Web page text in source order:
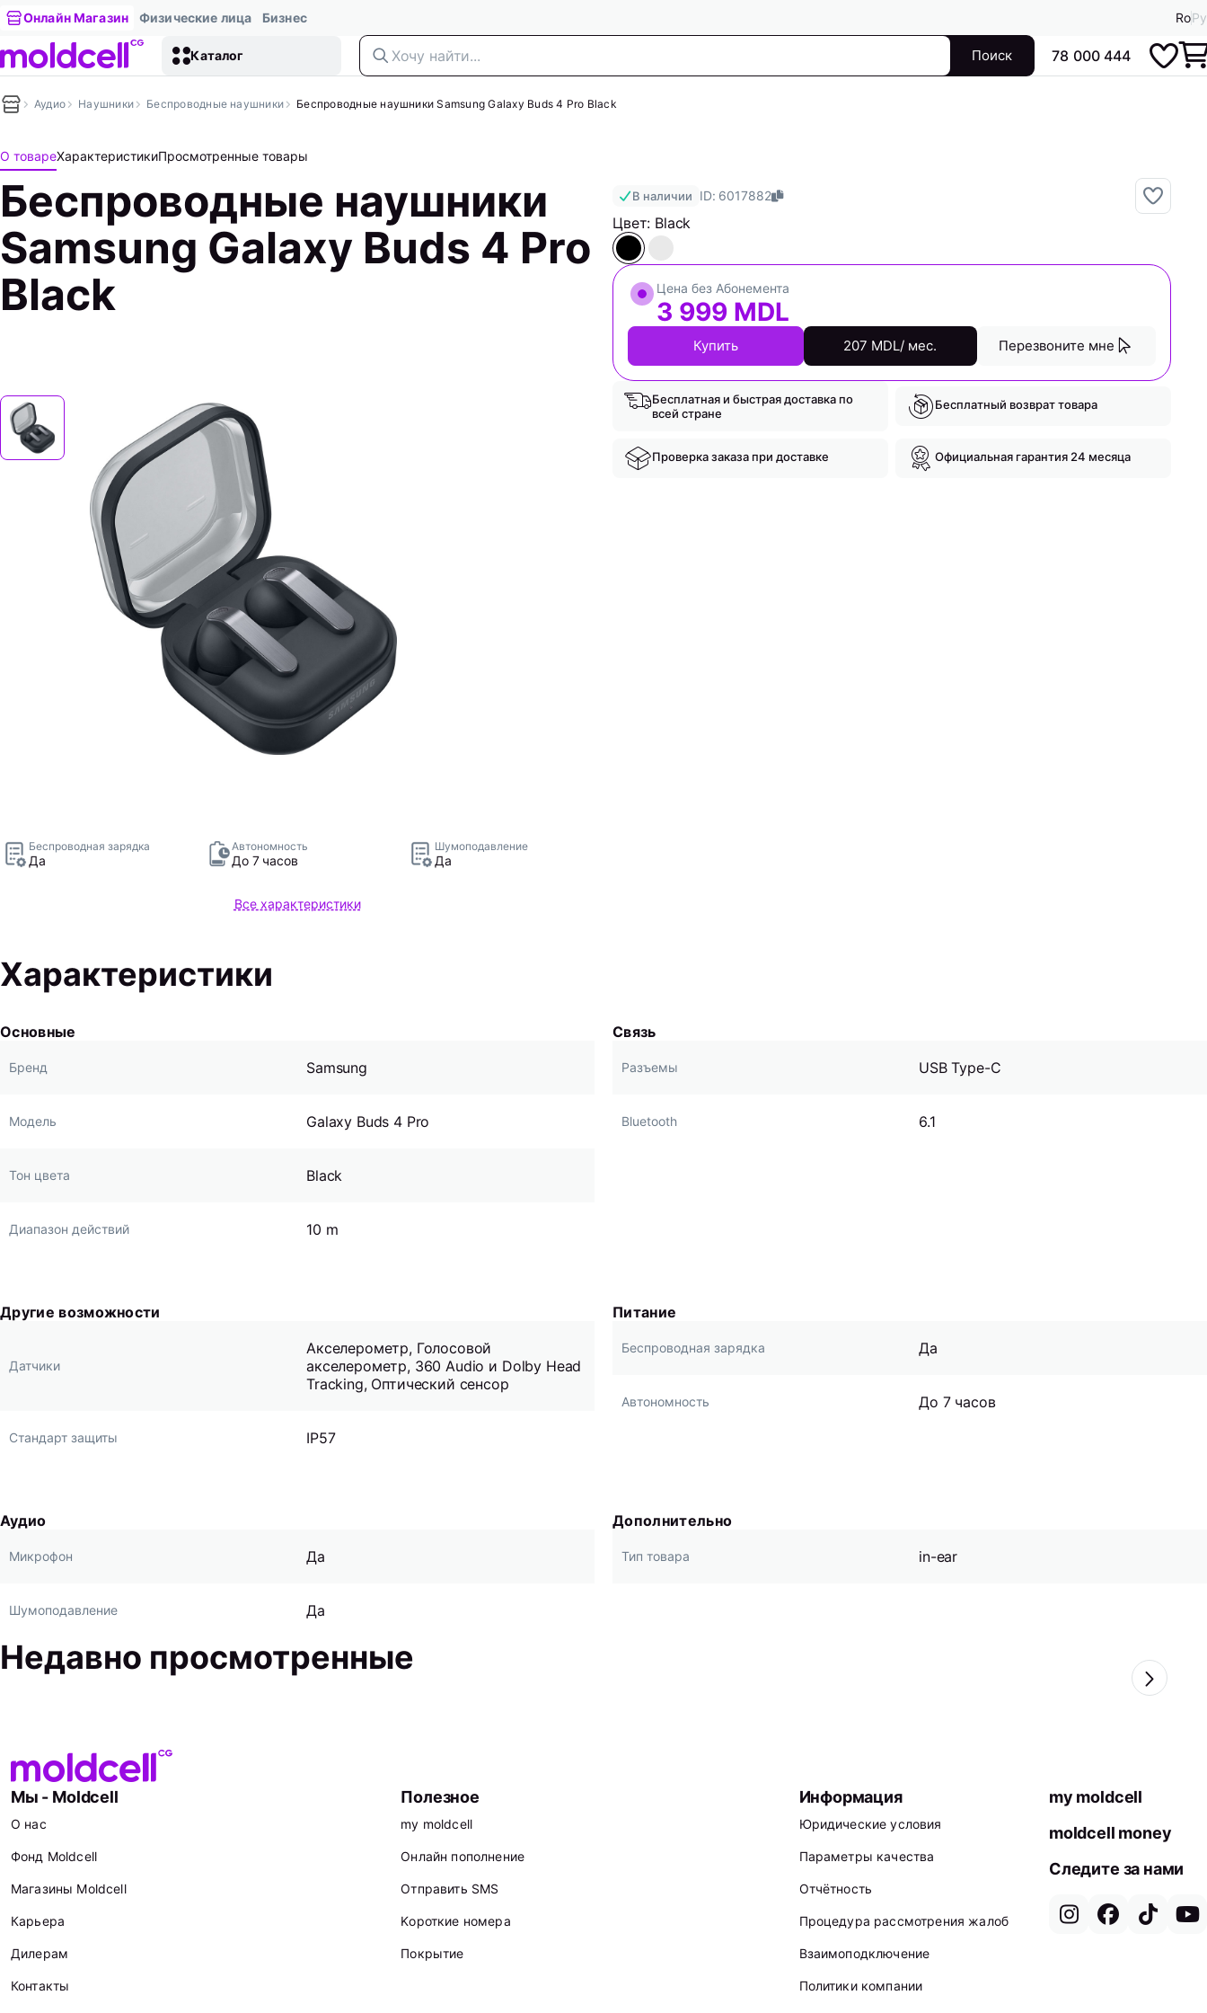
Онлайн Магазин Физические лица Бизнес RoРу
Каталог Поиск 78 000 444
Аудио Наушники Беспроводные наушники Беcпроводные наушники Samsung Galaxy Buds 4 Pro Black
О товареХарактеристикиПросмотренные товары
Беcпроводные наушники
Samsung Galaxy Buds 4 Pro
Black
Беспроводная зарядка
Да
Автономность
До 7 часов
Шумоподавление
Да
Все характеристики
В наличии ID: 6017882
Цвет: Black
Цена без Абонемента
3 999 MDL
Купить 207 MDL/ мес. Перезвоните мне
Бесплатная и быстрая доставка по
всей стране
Бесплатный возврат товара
Проверка заказа при доставке Официальная гарантия 24 месяца
Характеристики
Основные
Бренд Samsung
Модель Galaxy Buds 4 Pro
Тон цвета Black
Диапазон действий 10 m
Связь
Разъемы USB Type-C
Bluetooth 6.1
Другие возможности
Датчики
Акселерометр, Голосовой
акселерометр, 360 Audio и Dolby Head
Tracking, Оптический сенсор
Стандарт защиты IP57
Питание
Беспроводная зарядка Да
Автономность До 7 часов
Аудио
Микрофон Да
Шумоподавление Да
Дополнительно
Тип товара in-ear
Недавно просмотренные
Мы - Moldcell
О нас
Фонд Moldcell
Магазины Moldcell
Карьера
Дилерам
Контакты
Полезное
my moldcell
Онлайн пополнение
Отправить SMS
Kороткие номера
Покрытие
Информация
Юридические условия
Параметры качества
Отчётность
Процедура рассмотрения жалоб
Взаимоподключение
Политики компании
my moldcell
moldcell money
Следите за нами